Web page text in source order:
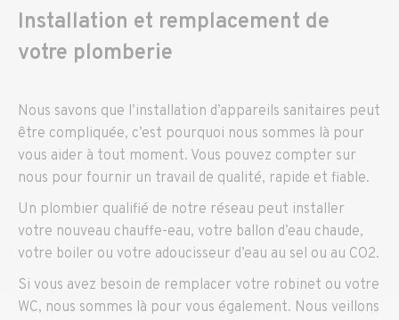
Installation et remplacement de
votre plomberie
Nous savons que l’installation d’appareils sanitaires peut
être compliquée, c’est pourquoi nous sommes là pour
vous aider à tout moment. Vous pouvez compter sur
nous pour fournir un travail de qualité, rapide et fiable.
Un plombier qualifié de notre réseau peut installer
votre nouveau chauffe-eau, votre ballon d’eau chaude,
votre boiler ou votre adoucisseur d’eau au sel ou au CO2.
Si vous avez besoin de remplacer votre robinet ou votre
WC, nous sommes là pour vous également. Nous veillons